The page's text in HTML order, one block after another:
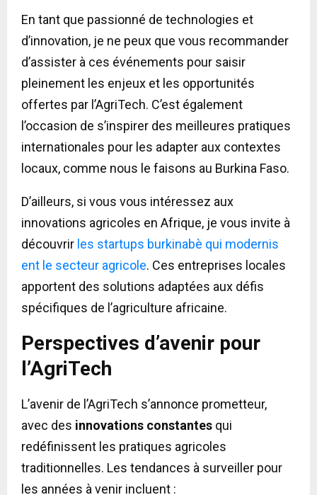
En tant que passionné de technologies et
d’innovation, je ne peux que vous recommander
d’assister à ces événements pour saisir
pleinement les enjeux et les opportunités
offertes par l’AgriTech. C’est également
l’occasion de s’inspirer des meilleures pratiques
internationales pour les adapter aux contextes
locaux, comme nous le faisons au Burkina Faso.
D’ailleurs, si vous vous intéressez aux
innovations agricoles en Afrique, je vous invite à
découvrir les startups burkinabè qui modernis
ent le secteur agricole. Ces entreprises locales
apportent des solutions adaptées aux défis
spécifiques de l’agriculture africaine.
Perspectives d’avenir pour
l’AgriTech
L’avenir de l’AgriTech s’annonce prometteur,
avec des innovations constantes qui
redéfinissent les pratiques agricoles
traditionnelles. Les tendances à surveiller pour
les années à venir incluent :